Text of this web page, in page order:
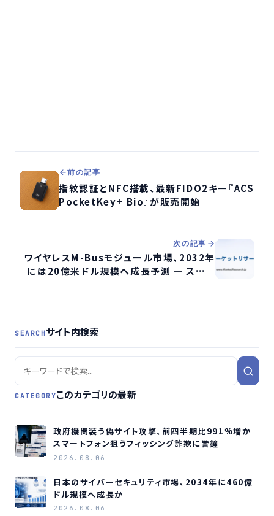
前の記事
指紋認証とNFC搭載、最新FIDO2キー『ACS
PocketKey+ Bio』が販売開始
次の記事
ワイヤレスM-Busモジュール市場、2032年
には20億米ドル規模へ成長予測 — スマー
SEARCHサイト内検索
CATEGORYこのカテゴリの最新
政府機関装う偽サイト攻撃、前四半期比991%増か
スマートフォン狙うフィッシング詐欺に警鐘
2026.08.06
日本のサイバーセキュリティ市場、2034年に460億
ドル規模へ成長か
2026.08.06